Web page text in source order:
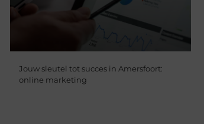
Jouw sleutel tot succes in Amersfoort:
online marketing